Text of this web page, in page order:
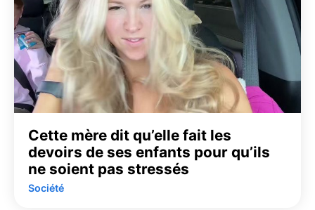
Cette mère dit qu’elle fait les
devoirs de ses enfants pour qu’ils
ne soient pas stressés
Société